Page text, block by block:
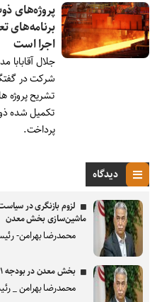
پروژه‌های
برنامه‌های
اجرا است
جلال آقابابا
شرکت در
تشریح پروژه
تکمیل شده
پرداخت.
دیدگاه
لزوم بازنگری در
ماشین‌سازی بخش معدن
محمدرضا بهرامن-
بخش معدن در بودجه ۱۴۰۱
محمدرضا بهرامن _